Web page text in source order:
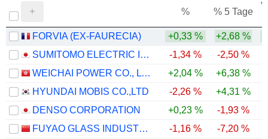
% % 5 Tage
FORVIA (EX-FAURECIA) +0,33 % +2,68 %
SUMITOMO ELECTRIC INDUSTRIES, LTD.
-1,34 % -2,50 %
WEICHAI POWER CO., LTD.
+2,04 % +6,38 %
HYUNDAI MOBIS CO.,LTD
-2,26 % +4,31 %
DENSO CORPORATION
+0,23 % -1,93 %
FUYAO GLASS INDUSTRY GROUP CO., LTD.
-1,16 % -7,20 %